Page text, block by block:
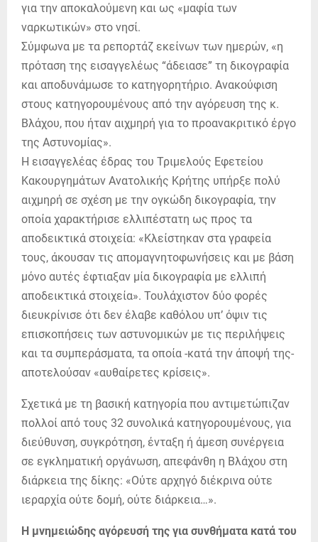
για την αποκαλούμενη και ως «μαφία των
ναρκωτικών» στο νησί.
Σύμφωνα με τα ρεπορτάζ εκείνων των ημερών, «η
πρόταση της εισαγγελέως “άδειασε” τη δικογραφία
και αποδυνάμωσε το κατηγορητήριο. Ανακούφιση
στους κατηγορουμένους από την αγόρευση της κ.
Βλάχου, που ήταν αιχμηρή για το προανακριτικό έργο
της Αστυνομίας».
Η εισαγγελέας έδρας του Τριμελούς Εφετείου
Κακουργημάτων Ανατολικής Κρήτης υπήρξε πολύ
αιχμηρή σε σχέση με την ογκώδη δικογραφία, την
οποία χαρακτήρισε ελλιπέστατη ως προς τα
αποδεικτικά στοιχεία: «Κλείστηκαν στα γραφεία
τους, άκουσαν τις απομαγνητοφωνήσεις και με βάση
μόνο αυτές έφτιαξαν μία δικογραφία με ελλιπή
αποδεικτικά στοιχεία». Τουλάχιστον δύο φορές
διευκρίνισε ότι δεν έλαβε καθόλου υπ’ όψιν τις
επισκοπήσεις των αστυνομικών με τις περιλήψεις
και τα συμπεράσματα, τα οποία -κατά την άποψή της-
αποτελούσαν «αυθαίρετες κρίσεις».
Σχετικά με τη βασική κατηγορία που αντιμετώπιζαν
πολλοί από τους 32 συνολικά κατηγορουμένους, για
διεύθυνση, συγκρότηση, ένταξη ή άμεση συνέργεια
σε εγκληματική οργάνωση, απεφάνθη η Βλάχου στη
διάρκεια της δίκης: «Ούτε αρχηγό διέκρινα ούτε
ιεραρχία ούτε δομή, ούτε διάρκεια…».
Η μνημειώδης αγόρευσή της για συνθήματα κατά του